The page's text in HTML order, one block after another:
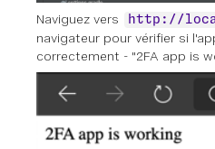
Naviguez vers http://
navigateur pour vérifier si
correctement - "2FA app is